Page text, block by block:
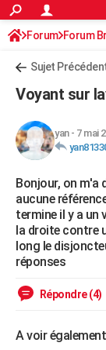
ACTUALITÉS
Politique
Société
Faits Divers
Education
Monde
Villes
+
Retraite
Impôts
Epargne
Immobilier
Risques naturels
Banque
Assurance
Crédit
AUTO
HIGH-TECH
Mobiles
Meilleur smartphone
Internet
Ordinateurs
Jeux vidéo
Guide high-tech
+BRICOLAGE
Forum
Aménagement
Extérieur
Cuisine
Salle de bains
Jardinage
Rangement
WEEK-END
Guides de France
Escapades
Patrimoine
Expositions
Musées
Week-end nature
Art de vivre
Bien-être
Loisirs
Mode
Modes de vie
Alimentation
Guide de la santé
Maladies
Médicaments
Sommeil
VOYAGE
Forum Forum
Sujet
Voyant sur
yan- 7 mai
Bonjour, on m'a
aucune
termine il y a un
la droite contre
long le
réponses
Répondre (4)
A voir